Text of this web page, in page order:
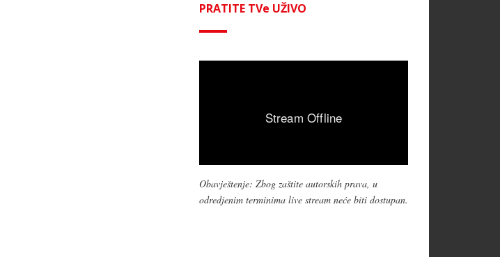
PRATITE TVe UŽIVO
Obavještenje: Zbog zaštite autorskih prava, u
odredjenim terminima live stream neće biti dostupan.